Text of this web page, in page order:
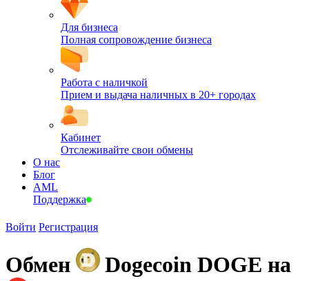
Для бизнеса
Полная сопровождение бизнеса
Работа с наличкой
Прием и выдача наличных в 20+ городах
Кабинет
Отслеживайте свои обмены
О нас
Блог
AML
Поддержка
Войти Регистрация
Обмен
Dogecoin DOGE на